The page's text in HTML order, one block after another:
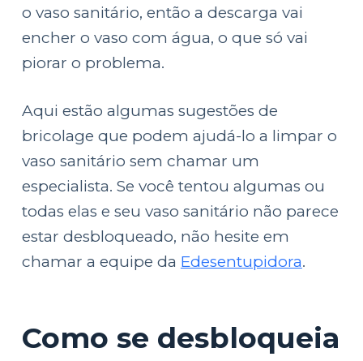
o vaso sanitário, então a descarga vai
encher o vaso com água, o que só vai
piorar o problema.
Aqui estão algumas sugestões de
bricolage que podem ajudá-lo a limpar o
vaso sanitário sem chamar um
especialista. Se você tentou algumas ou
todas elas e seu vaso sanitário não parece
estar desbloqueado, não hesite em
chamar a equipe da Edesentupidora.
Como se desbloqueia